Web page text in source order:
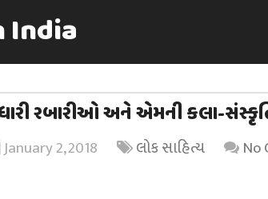
India
રબારીઓ અને એમની કલા-
January 2, 2018 લોક સાહિત્ય No